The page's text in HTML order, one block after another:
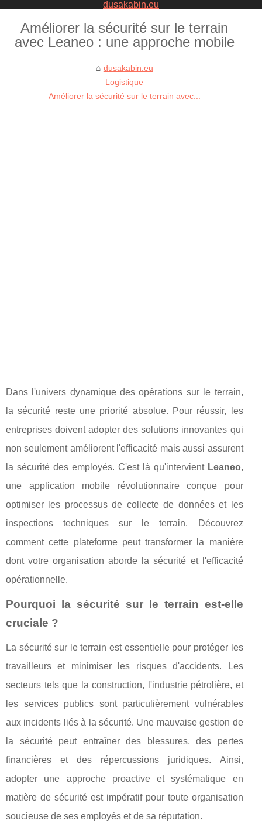
Améliorer la sécurité sur le terrain
avec Leaneo : une approche mobile
dusakabin.eu
Logistique
Améliorer la sécurité sur le terrain avec...
Dans l'univers dynamique des opérations sur le terrain,
la sécurité reste une priorité absolue. Pour réussir, les
entreprises doivent adopter des solutions innovantes qui
non seulement améliorent l'efficacité mais aussi assurent
la sécurité des employés. C'est là qu'intervient Leaneo,
une application mobile révolutionnaire conçue pour
optimiser les processus de collecte de données et les
inspections techniques sur le terrain. Découvrez
comment cette plateforme peut transformer la manière
dont votre organisation aborde la sécurité et l'efficacité
opérationnelle.
Pourquoi la sécurité sur le terrain est-elle
cruciale ?
La sécurité sur le terrain est essentielle pour protéger les
travailleurs et minimiser les risques d'accidents. Les
secteurs tels que la construction, l'industrie pétrolière, et
les services publics sont particulièrement vulnérables
aux incidents liés à la sécurité. Une mauvaise gestion de
la sécurité peut entraîner des blessures, des pertes
financières et des répercussions juridiques. Ainsi,
adopter une approche proactive et systématique en
matière de sécurité est impératif pour toute organisation
soucieuse de ses employés et de sa réputation.
dusakabin.eu